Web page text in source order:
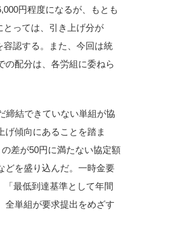
円程度になるが、もとも
とっては、引き上げ分が
認する。また、今回は統
の配分は、各労組に委ねら
締結できていない単組が協
げ傾向にあることを踏ま
差が50円に満たない協定額
どを盛り込んだ。一時金要
最低到達基準として年間
全単組が要求提出をめざす